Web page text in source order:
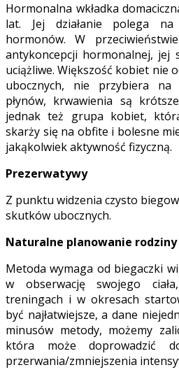
Hormonalna wkładka
lat. Jej działanie polega na
hormonów. W
antykoncepcji hormonalnej, jej
uciążliwe. Większość kobiet nie
ubocznych, nie przybiera na
płynów, krwawienia są
jednak też grupa kobiet,
skarży się na obfite i bolesne
jakąkolwiek aktywność fizyczną.
Prezerwatywy
Z punktu widzenia czysto
skutków ubocznych.
Naturalne planowanie rodziny
Metoda wymaga od biegaczki
w obserwację swojego
treningach i w okresach
być najłatwiejsze, a dane
minusów metody, możemy
która może doprowadzić
przerwania/zmniejszenia